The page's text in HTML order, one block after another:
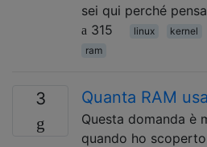
sei qui perché
315
linux kernel
ram
3 Quanta RAM
Questa domanda è
quando ho